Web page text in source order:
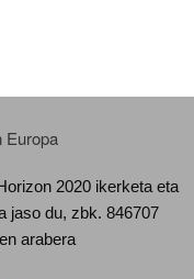
2020 ikerketa eta
jaso du, zbk. 846707
arabera